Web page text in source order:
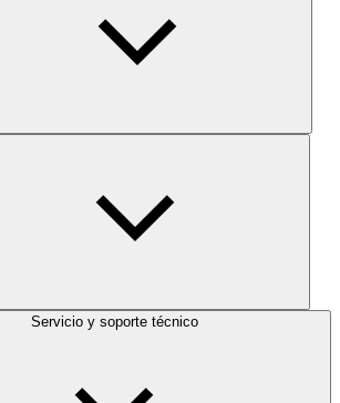
Servicio y soporte técnico